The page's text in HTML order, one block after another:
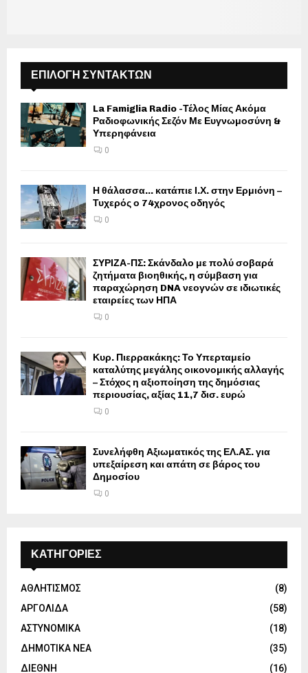
ΕΠΙΛΟΓΗ ΣΥΝΤΑΚΤΩΝ
La Famiglia Radio -Τέλος Μίας Ακόμα
Ραδιοφωνικής Σεζόν Με Ευγνωμοσύνη &
Υπερηφάνεια
0
Η θάλασσα… κατάπιε Ι.Χ. στην Ερμιόνη –
Τυχερός ο 74χρονος οδηγός
0
ΣΥΡΙΖΑ-ΠΣ: Σκάνδαλο με πολύ σοβαρά
ζητήματα βιοηθικής, η σύμβαση για
παραχώρηση DNA νεογνών σε ιδιωτικές
εταιρείες των ΗΠΑ
0
Κυρ. Πιερρακάκης: Το Υπερταμείο
καταλύτης μεγάλης οικονομικής αλλαγής
– Στόχος η αξιοποίηση της δημόσιας
περιουσίας, αξίας 11,7 δισ. ευρώ
0
Συνελήφθη Αξιωματικός της ΕΛ.ΑΣ. για
υπεξαίρεση και απάτη σε βάρος του
Δημοσίου
0
ΚΑΤΗΓΟΡΙΕΣ
ΑΘΛΗΤΙΣΜΟΣ
(8)
ΑΡΓΟΛΙΔΑ
(58)
ΑΣΤΥΝΟΜΙΚΑ
(18)
ΔΗΜΟΤΙΚΑ ΝΕΑ
(35)
ΔΙΕΘΝΗ
(16)